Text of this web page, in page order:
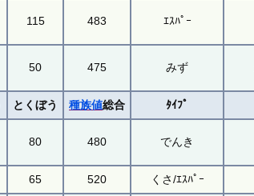
115 483 ｴｽﾊﾟｰ
50 475 みず
とくぼう 種族値総合 ﾀｲﾌﾟ
80 480 でんき
65 520 くさ/ｴｽﾊﾟｰ